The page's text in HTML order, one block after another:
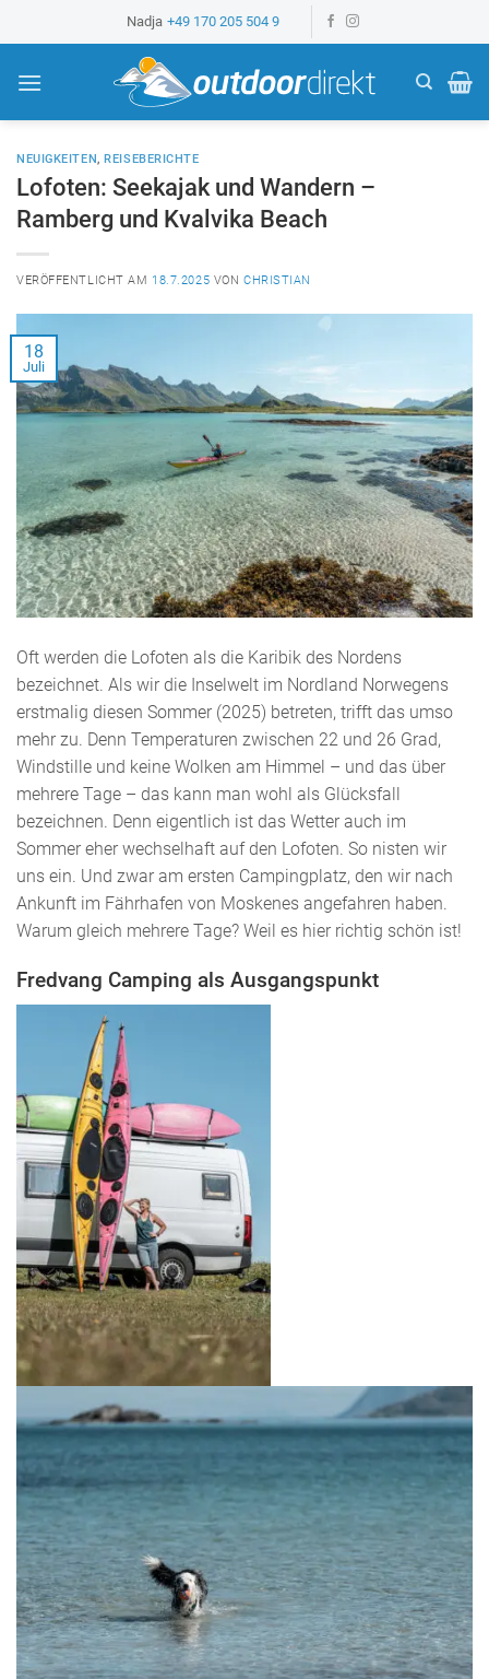
u
n
Nadja +49 170 205 504 9
NEUIGKEITEN,REISEBERICHTE
Lofoten: Seekajak und Wandern –
Ramberg und Kvalvika Beach
VERÖFFENTLICHT AM 18.7.2025 VON CHRISTIAN
18
Juli
Oft werden die Lofoten als die Karibik des Nordens
bezeichnet. Als wir die Inselwelt im Nordland Norwegens
erstmalig diesen Sommer (2025) betreten, trifft das umso
mehr zu. Denn Temperaturen zwischen 22 und 26 Grad,
Windstille und keine Wolken am Himmel – und das über
mehrere Tage – das kann man wohl als Glücksfall
bezeichnen. Denn eigentlich ist das Wetter auch im
Sommer eher wechselhaft auf den Lofoten. So nisten wir
uns ein. Und zwar am ersten Campingplatz, den wir nach
Ankunft im Fährhafen von Moskenes angefahren haben.
Warum gleich mehrere Tage? Weil es hier richtig schön ist!
Fredvang Camping als Ausgangspunkt